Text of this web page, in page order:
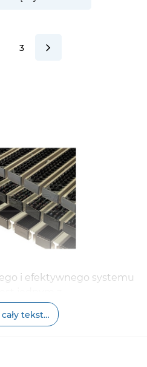
3
i efektywnego systemu
zapewnienia czystości
istotne jest to dla
tekst…